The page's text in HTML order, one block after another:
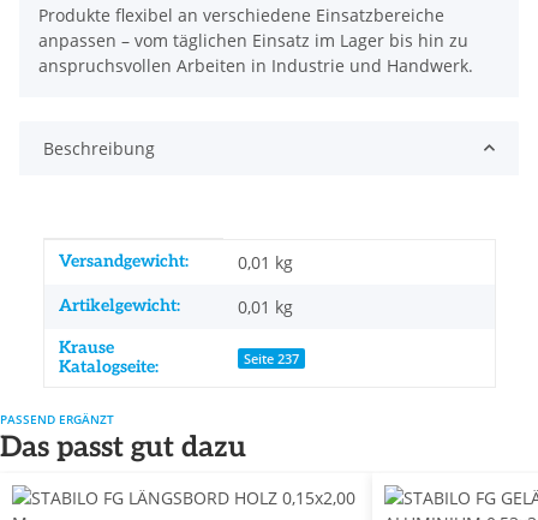
Produkte flexibel an verschiedene Einsatzbereiche
anpassen – vom täglichen Einsatz im Lager bis hin zu
anspruchsvollen Arbeiten in Industrie und Handwerk.
Beschreibung
Produkteigenschaft
Wert
Versandgewicht: 0,01 kg
Artikelgewicht: 0,01 kg
Krause
Katalogseite:
Seite 237
PASSEND ERGÄNZT
Das passt gut dazu